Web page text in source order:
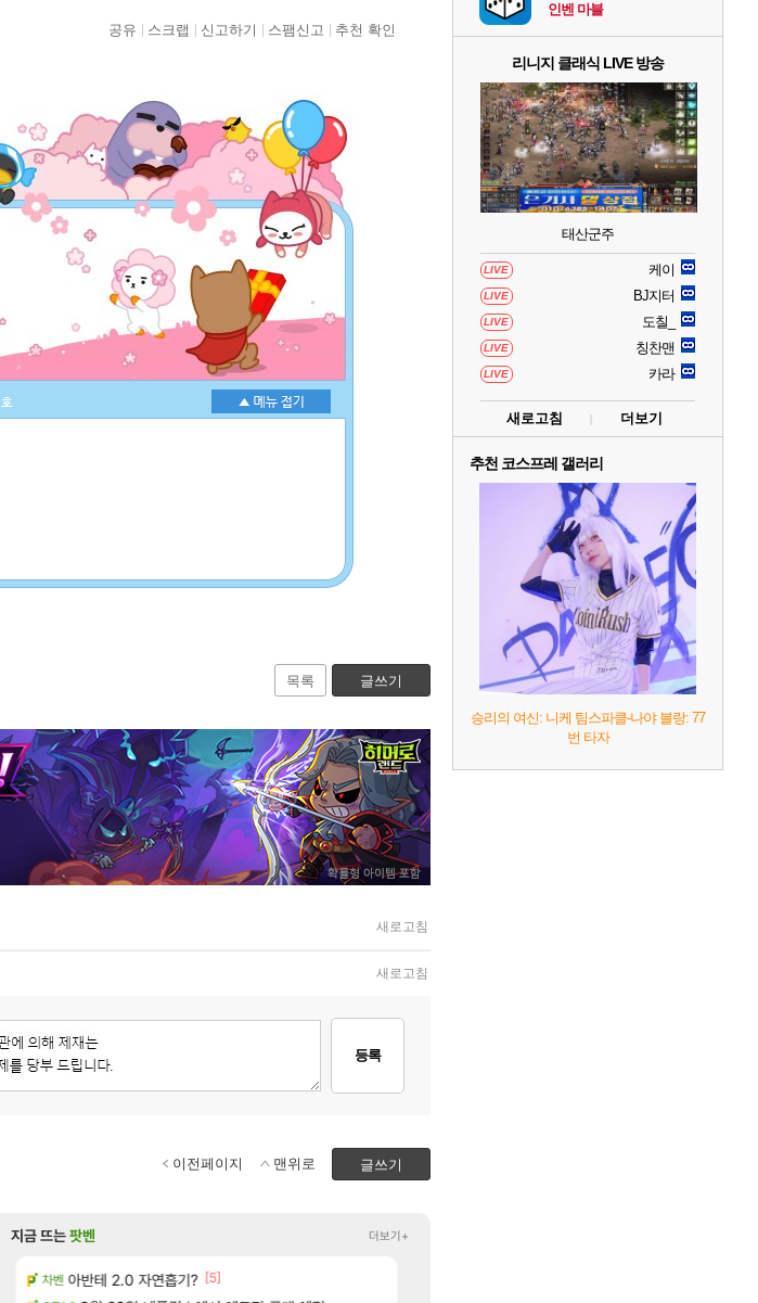
공유 스크랩 신고하기 스팸신고 추천 확인
목록 글쓰기
새로고침
새로고침
등록
글쓰기
이전페이지 맨위로
오버워치 디몬 스킬들 디테일 수치 풀림
지금 뜨는팟벤 더보기+
차벤 아반테 2.0 자연흡기? [5]
인벤 마블
리니지 클래식 LIVE 방송
태산군주
LIVE 케이
LIVE BJ지터
LIVE 도칠_
LIVE 칭찬맨
LIVE 카라
새로고침 더보기
추천 코스프레 갤러리
승리의 여신: 니케 팀스파클-나야 블랑: 77
번 타자